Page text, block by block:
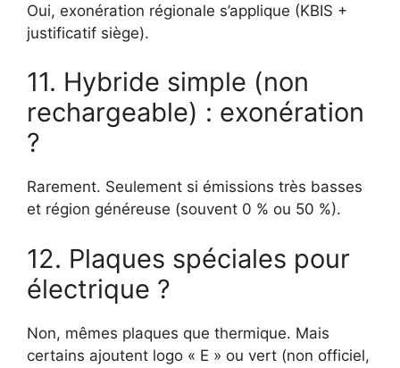
Oui, exonération régionale s’applique (KBIS +
justificatif siège).
11. Hybride simple (non
rechargeable) : exonération
?
Rarement. Seulement si émissions très basses
et région généreuse (souvent 0 % ou 50 %).
12. Plaques spéciales pour
électrique ?
Non, mêmes plaques que thermique. Mais
certains ajoutent logo « E » ou vert (non officiel,